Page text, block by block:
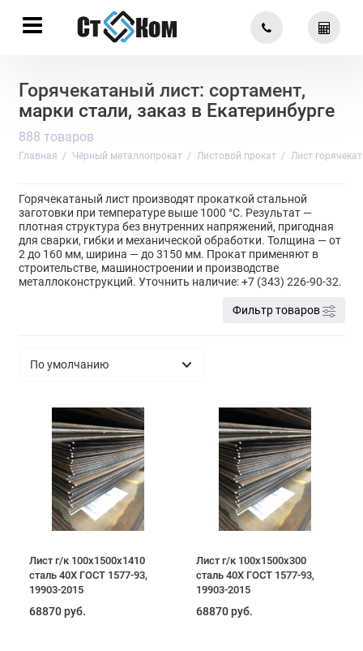
Горячекатаный лист: сортамент,
марки стали, заказ в Екатеринбурге
888 товаров
Главная Чёрный металлопрокат Листовой прокат Лист
Горячекатаный лист производят прокаткой стальной
заготовки при температуре выше 1000 °C. Результат —
плотная структура без внутренних напряжений, пригодная
для сварки, гибки и механической обработки. Толщина — от
2 до 160 мм, ширина — до 3150 мм. Прокат применяют в
строительстве, машиностроении и производстве
металлоконструкций. Уточнить наличие: +7 (343) 226-90-32.
Фильтр товаров
Лист г/к 100х1500х1410
сталь 40Х ГОСТ 1577-93,
19903-2015
68870 руб.
Лист г/к 100х1500х300
сталь 40Х ГОСТ 1577-93,
19903-2015
68870 руб.